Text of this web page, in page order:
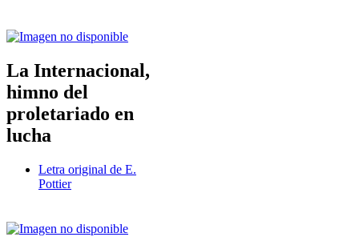
La Internacional,
himno del
proletariado en
lucha
Letra original de E.
Pottier